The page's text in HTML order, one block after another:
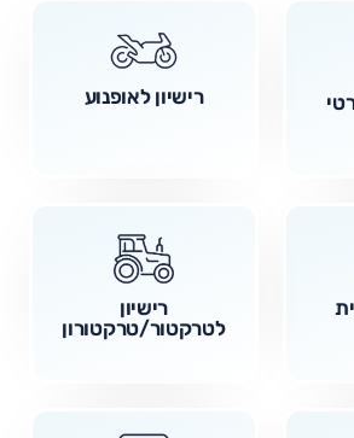
רישיון לאופנוע
רישיון
לטרקטור/טרקטורון